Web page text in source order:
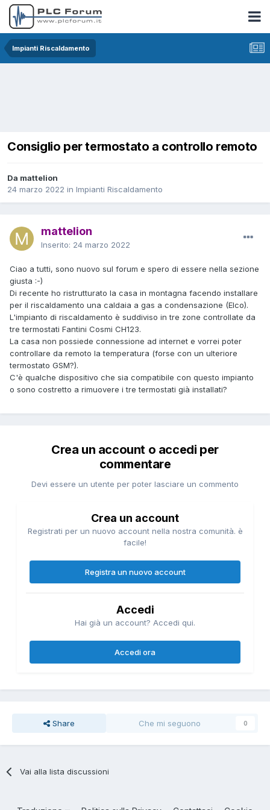
Impianti Riscaldamento
Consiglio per termostato a controllo remoto
Da mattelion
24 marzo 2022 in Impianti Riscaldamento
mattelion
Inserito: 24 marzo 2022
Ciao a tutti, sono nuovo sul forum e spero di essere nella sezione
giusta :-)
Di recente ho ristrutturato la casa in montagna facendo installare
per il riscaldamento una caldaia a gas a condensazione (Elco).
L'impianto di riscaldamento è suddiviso in tre zone controllate da
tre termostati Fantini Cosmi CH123.
La casa non possiede connessione ad internet e vorrei poter
controllare da remoto la temperatura (forse con un ulteriore
termostato GSM?).
C'è qualche dispositivo che sia compatibile con questo impianto
o sono costretto a rimuovere i tre termostati già installati?
Crea un account o accedi per
commentare
Devi essere un utente per poter lasciare un commento
Crea un account
Registrati per un nuovo account nella nostra comunità. è
facile!
Registra un nuovo account
Accedi
Hai già un account? Accedi qui.
Accedi ora
Share Che mi seguono 0
Vai alla lista discussioni